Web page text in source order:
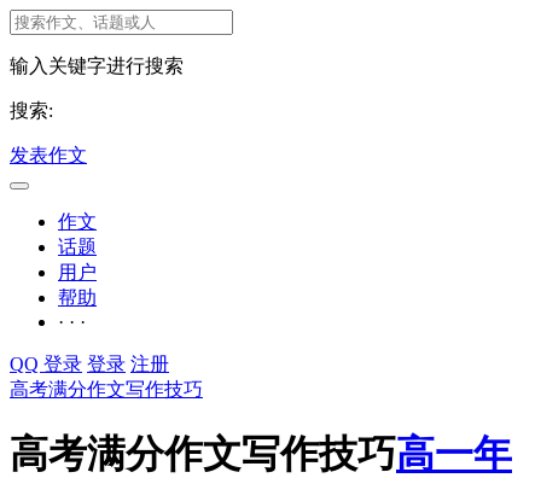
输入关键字进行搜索
搜索:
发表作文
作文
话题
用户
帮助
· · ·
QQ 登录 登录 注册
高考满分作文写作技巧
高考满分作文写作技巧高一年